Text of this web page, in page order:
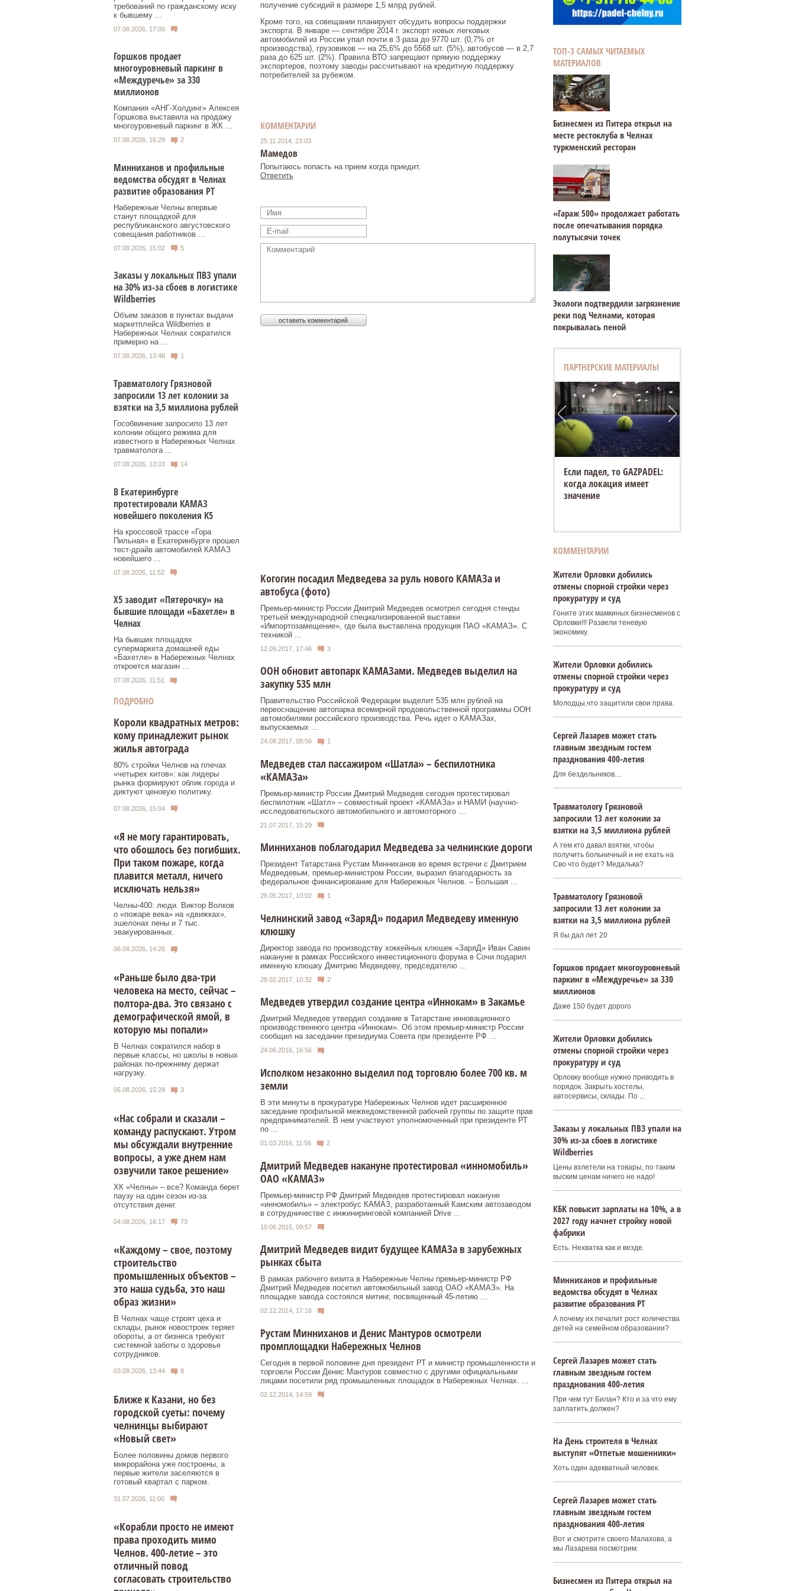
требований по гражданскому иску
к бывшему ...
07.08.2026, 17:00
Горшков продает
многоуровневый паркинг в
«Междуречье» за 330
миллионов
Компания «АНГ-Холдинг» Алексея
Горшкова выставила на продажу
многоуровневый паркинг в ЖК ...
07.08.2026, 16:29 2
Минниханов и профильные
ведомства обсудят в Челнах
развитие образования РТ
Набережные Челны впервые
станут площадкой для
республиканского августовского
совещания работников ...
07.08.2026, 15:02 5
Заказы у локальных ПВЗ упали
на 30% из-за сбоев в логистике
Wildberries
Объем заказов в пунктах выдачи
маркетплейса Wildberries в
Набережных Челнах сократился
примерно на ...
07.08.2026, 13:48 1
Травматологу Грязновой
запросили 13 лет колонии за
взятки на 3,5 миллиона рублей
Гособвинение запросило 13 лет
колонии общего режима для
известного в Набережных Челнах
травматолога ...
07.08.2026, 13:03 14
В Екатеринбурге
протестировали КАМАЗ
новейшего поколения К5
На кроссовой трассе «Гора
Пильная» в Екатеринбурге прошел
тест-драйв автомобилей КАМАЗ
новейшего ...
07.08.2026, 11:52
Х5 заводит «Пятерочку» на
бывшие площади «Бахетле» в
Челнах
На бывших площадях
супермаркета домашней еды
«Бахетле» в Набережных Челнах
откроется магазин ...
07.08.2026, 11:51
ПОДРОБНО
Короли квадратных метров:
кому принадлежит рынок
жилья автограда
80% стройки Челнов на плечах
«четырех китов»: как лидеры
рынка формируют облик города и
диктуют ценовую политику.
07.08.2026, 15:04
«Я не могу гарантировать,
что обошлось без погибших.
При таком пожаре, когда
плавится металл, ничего
исключать нельзя»
Челны-400: люди. Виктор Волков
о «пожаре века» на «движках»,
эшелонах пены и 7 тыс.
эвакуированных.
06.08.2026, 14:26
«Раньше было два-три
человека на место, сейчас –
полтора-два. Это связано с
демографической ямой, в
которую мы попали»
В Челнах сократился набор в
первые классы, но школы в новых
районах по-прежнему держат
нагрузку.
05.08.2026, 15:28 3
«Нас собрали и сказали –
команду распускают. Утром
мы обсуждали внутренние
вопросы, а уже днем нам
озвучили такое решение»
ХК «Челны» – все? Команда берет
паузу на один сезон из-за
отсутствия денег.
04.08.2026, 16:17 73
«Каждому – свое, поэтому
строительство
промышленных объектов –
это наша судьба, это наш
образ жизни»
В Челнах чаще строят цеха и
склады, рынок новостроек теряет
обороты, а от бизнеса требуют
системной заботы о здоровье
сотрудников.
03.08.2026, 13:44 8
Ближе к Казани, но без
городской суеты: почему
челнинцы выбирают
«Новый свет»
Более половины домов первого
микрорайона уже построены, а
первые жители заселяются в
готовый квартал с парком.
31.07.2026, 11:00
«Корабли просто не имеют
права проходить мимо
Челнов. 400-летие – это
отличный повод
согласовать строительство
получение субсидий в размере 1,5 млрд рублей.
Кроме того, на совещании планируют обсудить вопросы поддержки
экспорта. В январе — сентябре 2014 г. экспорт новых легковых
автомобилей из России упал почти в 3 раза до 9770 шт. (0,7% от
производства), грузовиков — на 25,6% до 5568 шт. (5%), автобусов — в 2,7
раза до 625 шт. (2%). Правила ВТО запрещают прямую поддержку
экспортеров, поэтому заводы рассчитывают на кредитную поддержку
потребителей за рубежом.
КОММЕНТАРИИ
25.11.2014, 23:03
Мамедов
Попытаюсь попасть на прием когда приедит.
Ответить
Когогин посадил Медведева за руль нового КАМАЗа и
автобуса (фото)
Премьер-министр России Дмитрий Медведев осмотрел сегодня стенды
третьей международной специализированной выставки
«Импортозамещение», где была выставлена продукция ПАО «КАМАЗ». С
техникой ...
12.09.2017, 17:46 3
ООН обновит автопарк КАМАЗами. Медведев выделил на
закупку 535 млн
Правительство Российской Федерации выделит 535 млн рублей на
переоснащение автопарка всемирной продовольственной программы ООН
автомобилями российского производства. Речь идет о КАМАЗах,
выпускаемых ...
24.08.2017, 08:56 1
Медведев стал пассажиром «Шатла» – беспилотника
«КАМАЗа»
Премьер-министр России Дмитрий Медведев сегодня протестировал
беспилотник «Шатл» – совместный проект «КАМАЗа» и НАМИ (научно-
исследовательского автомобильного и автомоторного ...
21.07.2017, 15:29
Минниханов поблагодарил Медведева за челнинские дороги
Президент Татарстана Рустам Минниханов во время встречи с Дмитрием
Медведевым, премьер-министром России, выразил благодарность за
федеральное финансирование для Набережных Челнов. – Большая ...
26.05.2017, 10:02 1
Челнинский завод «ЗаряД» подарил Медведеву именную
клюшку
Директор завода по производству хоккейных клюшек «ЗаряД» Иван Савин
накануне в рамках Российского инвестиционного форума в Сочи подарил
именную клюшку Дмитрию Медведеву, председателю ...
28.02.2017, 10:32 2
Медведев утвердил создание центра «Иннокам» в Закамье
Дмитрий Медведев утвердил создание в Татарстане инновационного
производственного центра «Иннокам». Об этом премьер-министр России
сообщил на заседании президиума Совета при президенте РФ ...
24.06.2016, 16:56
Исполком незаконно выделил под торговлю более 700 кв. м
земли
В эти минуты в прокуратуре Набережных Челнов идет расширенное
заседание профильной межведомственной рабочей группы по защите прав
предпринимателей. В нем участвуют уполномоченный при президенте РТ
по ...
01.03.2016, 11:56 2
Дмитрий Медведев накануне протестировал «инномобиль»
ОАО «КАМАЗ»
Премьер-министр РФ Дмитрий Медведев протестировал накануне
«инномобиль» – электробус КАМАЗ, разработанный Камским автозаводом
в сотрудничестве с инжиниринговой компанией Drive ...
10.06.2015, 09:57
Дмитрий Медведев видит будущее КАМАЗа в зарубежных
рынках сбыта
В рамках рабочего визита в Набережные Челны премьер-министр РФ
Дмитрий Медведев посетил автомобильный завод ОАО «КАМАЗ». На
площадке завода состоялся митинг, посвященный 45-летию ...
02.12.2014, 17:16
Рустам Минниханов и Денис Мантуров осмотрели
промплощадки Набережных Челнов
Сегодня в первой половине дня президент РТ и министр промышленности и
торговли России Денис Мантуров совместно с другими официальными
лицами посетили ряд промышленных площадок в Набережных Челнах. ...
02.12.2014, 14:59
ТОП-3 САМЫХ ЧИТАЕМЫХ
МАТЕРИАЛОВ
Бизнесмен из Питера открыл на
месте рестоклуба в Челнах
туркменский ресторан
«Гараж 500» продолжает работать
после опечатывания порядка
полутысячи точек
Экологи подтвердили загрязнение
реки под Челнами, которая
покрывалась пеной
ПАРТНЕРСКИЕ МАТЕРИАЛЫ
Если падел, то GAZPADEL:
когда локация имеет
значение
КОММЕНТАРИИ
Жители Орловки добились
отмены спорной стройки через
прокуратуру и суд
Гоните этих мамкиных бизнесменов с
Орловки!!! Развели теневую
экономику.
Жители Орловки добились
отмены спорной стройки через
прокуратуру и суд
Молодцы,что защитили свои права.
Сергей Лазарев может стать
главным звездным гостем
празднования 400‑летия
Для бездельников....
Травматологу Грязновой
запросили 13 лет колонии за
взятки на 3,5 миллиона рублей
А тем кто давал взятки, чтобы
получить больничный и не ехать на
Сво что будет? Медалька?
Травматологу Грязновой
запросили 13 лет колонии за
взятки на 3,5 миллиона рублей
Я бы дал лет 20
Горшков продает многоуровневый
паркинг в «Междуречье» за 330
миллионов
Даже 150 будет дорого
Жители Орловки добились
отмены спорной стройки через
прокуратуру и суд
Орловку вообще нужно приводить в
порядок. Закрыть хостелы,
автосервисы, склады. По ...
Заказы у локальных ПВЗ упали на
30% из-за сбоев в логистике
Wildberries
Цены взлетели на товары, по таким
выским ценам ничего не надо!
КБК повысит зарплаты на 10%, а в
2027 году начнет стройку новой
фабрики
Есть. Нехватка как и везде.
Минниханов и профильные
ведомства обсудят в Челнах
развитие образования РТ
А почему их печалит рост количества
детей на семейном образовании?
Сергей Лазарев может стать
главным звездным гостем
празднования 400‑летия
При чем тут Билан? Кто и за что ему
заплатить должен?
На День строителя в Челнах
выступят «Отпетые мошенники»
Хоть один адекватный человек.
Сергей Лазарев может стать
главным звездным гостем
празднования 400‑летия
Вот и смотрите своего Малахова, а
мы Лазарева посмотрим.
Бизнесмен из Питера открыл на